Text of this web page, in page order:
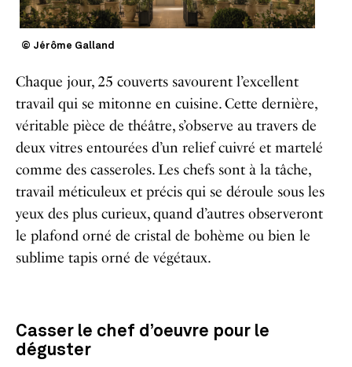
© Jérôme Galland
Chaque jour, 25 couverts savourent l’excellent
travail qui se mitonne en cuisine. Cette dernière,
véritable pièce de théâtre, s’observe au travers de
deux vitres entourées d’un relief cuivré et martelé
comme des casseroles. Les chefs sont à la tâche,
travail méticuleux et précis qui se déroule sous les
yeux des plus curieux, quand d’autres observeront
le plafond orné de cristal de bohème ou bien le
sublime tapis orné de végétaux.
Casser le chef d’oeuvre pour le
déguster